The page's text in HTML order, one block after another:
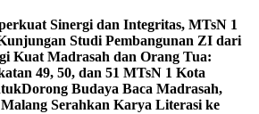
Sinergi dan Integritas, MTsN 1
Studi Pembangunan ZI dari
Kuat Madrasah dan Orang Tua:
49, 50, dan 51 MTsN 1 Kota
Dorong Budaya Baca Madrasah,
Serahkan Karya Literasi ke